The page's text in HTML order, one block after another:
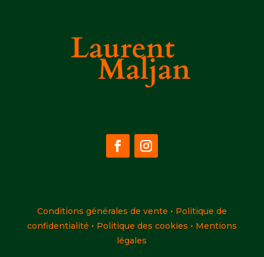
Conditions générales de vente • Politique de
confidentialité • Politique des cookies • Mentions
légales